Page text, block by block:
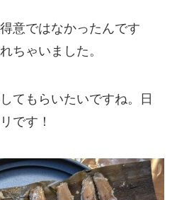
意ではなかったんです
ちゃいました。
てもらいたいですね。日
です！